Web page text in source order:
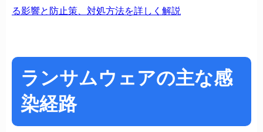
る影響と防止策、対処方法を詳しく解説
ランサムウェアの主な感
染経路